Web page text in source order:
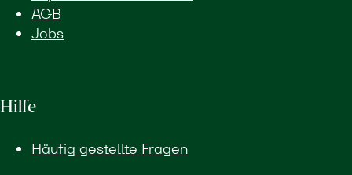
AGB
Jobs
Hilfe
Häufig gestellte Fragen